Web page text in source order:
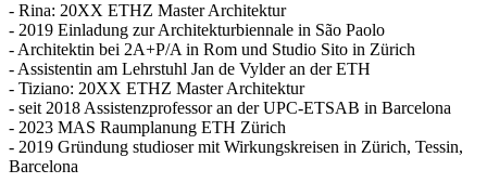
- Rina: 20XX ETHZ Master Architektur
- 2019 Einladung zur Architekturbiennale in São Paolo
- Architektin bei 2A+P/A in Rom und Studio Sito in Zürich
- Assistentin am Lehrstuhl Jan de Vylder an der ETH
- Tiziano: 20XX ETHZ Master Architektur
- seit 2018 Assistenzprofessor an der UPC-ETSAB in Barcelona
- 2023 MAS Raumplanung ETH Zürich
- 2019 Gründung studioser mit Wirkungskreisen in Zürich, Tessin,
Barcelona